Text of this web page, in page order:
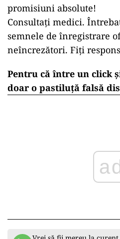
promisiuni absolute!
Consultați medici.
semnele de înregistrare
neîncrezători. Fiți
Pentru că între un click
doar o pastiluță falsă